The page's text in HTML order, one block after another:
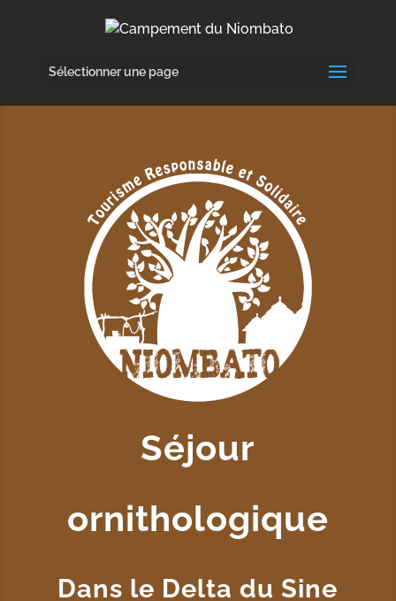
Sélectionner une page
Séjour
ornithologique
Dans le Delta du Sine